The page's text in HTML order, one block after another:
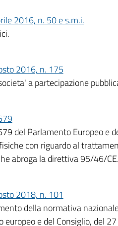
2016, n. 50 e s.m.i.
2016, n. 175
a partecipazione
del Parlamento Europeo e
con riguardo al
abroga la direttiva 95/46/CE.
2018, n. 101
della normativa
e del Consiglio, del